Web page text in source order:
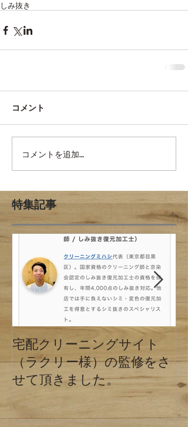
しみ抜き
コメント
コメントを追加…
特集記事
宅配クリーニングサイト
（ラクリー様）の監修をさ
せて頂きました。